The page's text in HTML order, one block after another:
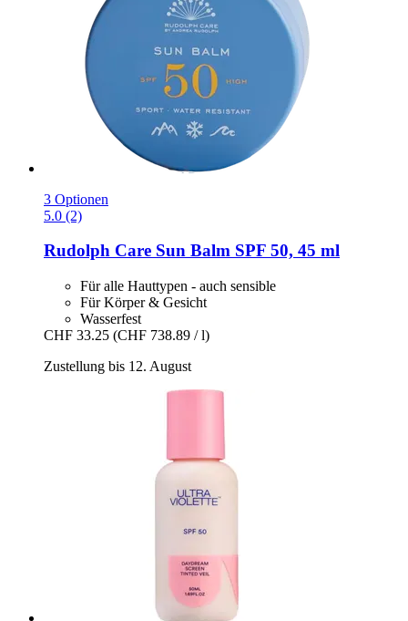
3 Optionen
5.0 (2)
Rudolph Care Sun Balm SPF 50, 45 ml
Für alle Hauttypen - auch sensible
Für Körper & Gesicht
Wasserfest
CHF 33.25 (CHF 738.89 / l)
Zustellung bis 12. August